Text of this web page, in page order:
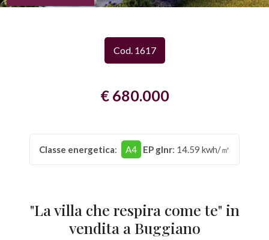
Cod. 1617
€ 680.000
Classe energetica: A4 EP glnr: 14.59 kwh/㎡
"La villa che respira come te" in
vendita a Buggiano